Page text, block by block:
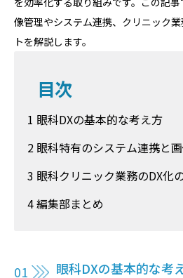
像管理やシステム連携、クリニック
トを解説します。
目次
1 眼科DXの基本的な考え方
2 眼科特有のシステム連携と
3 眼科クリニック業務のDX化
4 編集部まとめ
眼科DXの基本的な考